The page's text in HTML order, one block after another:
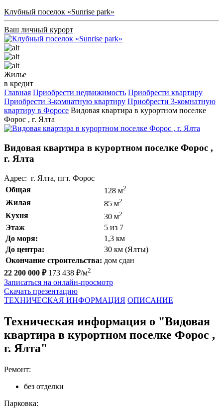
Клубный поселок «Sunrise park»
Ваш личный курорт
Жилье
в кредит
Главная Приобрести недвижимость Приобрести квартиру
Приобрести 3-комнатную квартиру Приобрести 3-комнатную
квартиру в Форосе Видовая квартира в курортном поселке
Форос , г. Ялта
Видовая квартира в курортном поселке Форос ,
г. Ялта
Адрес: г. Ялта, пгт. Форос
Общая
128 м2
Жилая 85 м2
Кухня 30 м2
Этаж
5 из 7
До моря:
1,3 км
До центра:
30 км (Ялты)
Окончание строительства: дом сдан
22 200 000 ₽ 173 438 ₽/м2
Записаться на онлайн-просмотр
Скачать презентацию
ТЕХНИЧЕСКАЯ ИНФОРМАЦИЯ ОПИСАНИЕ
Техническая информация о "Видовая
квартира в курортном поселке Форос ,
г. Ялта"
Ремонт:
без отделки
Парковка: